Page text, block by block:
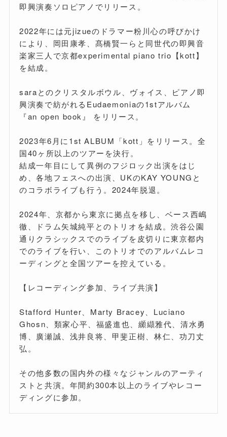
即興演奏ソロピアノでリリース。
2022年には元jizueのドラマー粉川心の呼びかけ
により、岡田康孝、髙橋賢一らと同世代の即興音
楽家三人で京都experimental piano trio【kott】
を結成。
saraとのクリスタルボウル、ヴォイス、ピアノ即
興演奏で紡がれるEudaemoniaの1stアルバム
『an open book』 をリリース。
2023年6月に1st ALBUM「kott」をリリース。全
国40ヶ所以上のツアーを決行。
結成一年目にして異例のフジロック出演をはじ
め、各地フェスへの出演、UKのKAY YOUNGと
のコラボライブも行う。2024年脱退。
2024年、京都から東京に拠点を移し、ベース西嶋
徹、ドラム矢城純平とのトリオを結成。渋谷公園
通りクラシックスでのライブを皮切りに東京都内
でのライブを行い、このトリオでのアルバムレコ
ーディングと全国ツアーを控えている。
【レコーディング参加、ライブ共演】
Stafford Hunter、Marty Bracey、Luciano
Ghosn、類家心平、福盛進也、纐纈雅代、清水勇
博、廣瀬誠、浅井良将、甲斐正樹、林仁、功刀丈
弘。
その他多数の国内外の様々なジャンルのアーティ
ストと共演。年間約300本以上のライブやレコー
ディングに参加。